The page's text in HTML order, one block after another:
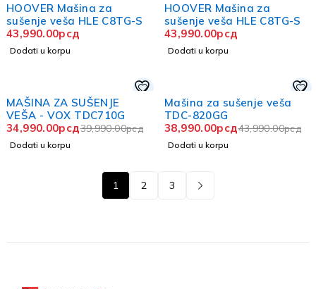
HOOVER Mašina za
sušenje veša HLE C8TG-S
43,990.00рсд
Dodati u korpu
HOOVER Mašina za
sušenje veša HLE C8TG-S
43,990.00рсд
Dodati u korpu
-13%
MAŠINA ZA SUŠENJE
VEŠA - VOX TDC710G
39,990.00рсд
34,990.00рсд
Dodati u korpu
-11%
Mašina za sušenje veša
TDC-820GG
43,990.00рсд
38,990.00рсд
Dodati u korpu
1 2 3